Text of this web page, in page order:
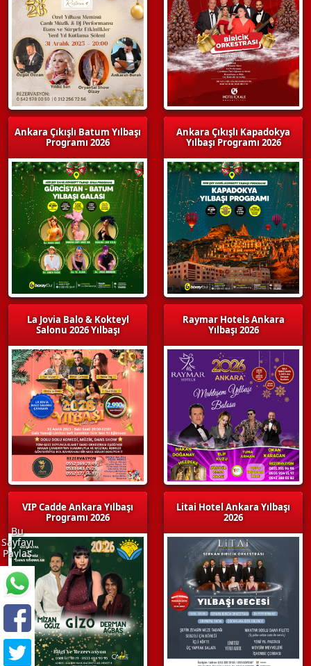
Ankara Çıkışlı Batum Yılbaşı
Programı 2026
La Jovia Balo & Kokteyl
Salonu 2026 Yılbaşı
VIP Cadde Ankara Yılbaşı
Programı 2026
Ankara Çıkışlı Kapadokya
Yılbaşı Programı 2026
Raymar Hotels Ankara
Yılbaşı 2026
Litai Hotel Ankara Yılbaşı
2026
Bu
Sayfayı
Paylaş